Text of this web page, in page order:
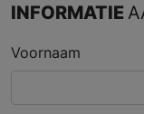
INFORMATIE
Voornaam